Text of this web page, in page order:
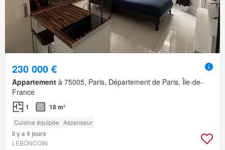
230 000 €
Appartement à 75005, Paris, Département de Paris, Île-de-
France
1 18 m²
Cuisine équipée Ascenseur
Il y a 9 jours
LEBONCOIN